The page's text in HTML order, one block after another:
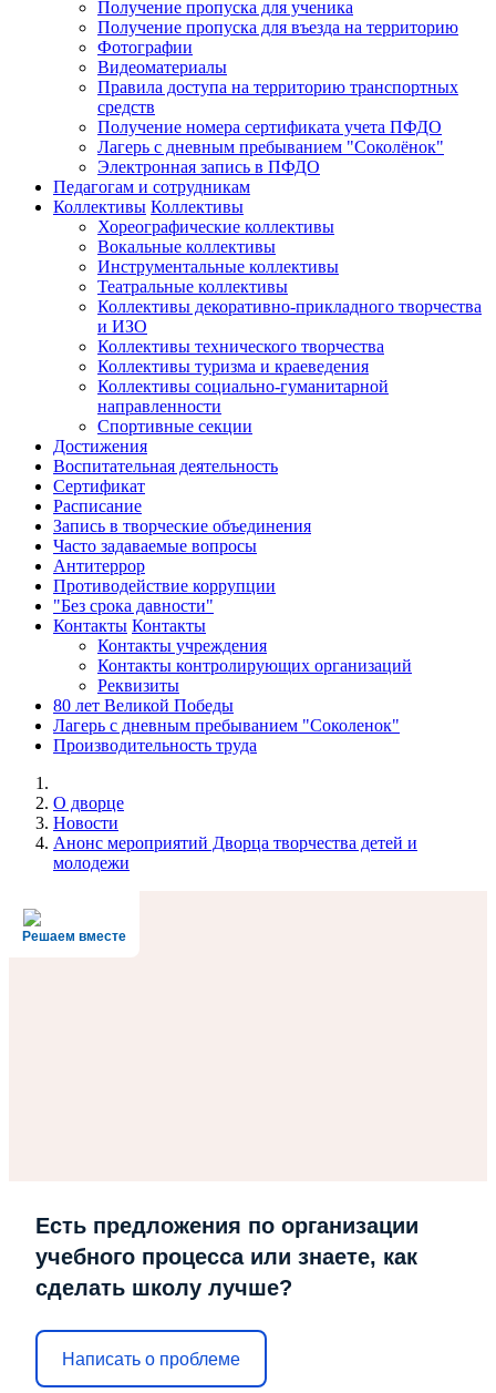
Получение пропуска для ученика
Получение пропуска для въезда на территорию
Фотографии
Видеоматериалы
Правила доступа на территорию транспортных
средств
Получение номера сертификата учета ПФДО
Лагерь с дневным пребыванием "Соколёнок"
Электронная запись в ПФДО
Педагогам и сотрудникам
Коллективы Коллективы
Хореографические коллективы
Вокальные коллективы
Инструментальные коллективы
Театральные коллективы
Коллективы декоративно-прикладного творчества
и ИЗО
Коллективы технического творчества
Коллективы туризма и краеведения
Коллективы социально-гуманитарной
направленности
Спортивные секции
Достижения
Воспитательная деятельность
Cертификат
Расписание
Запись в творческие объединения
Часто задаваемые вопросы
Антитеррор
Противодействие коррупции
"Без срока давности"
Контакты Контакты
Контакты учреждения
Контакты контролирующих организаций
Реквизиты
80 лет Великой Победы
Лагерь с дневным пребыванием "Соколенок"
Производительность труда
О дворце
Новости
Анонс мероприятий Дворца творчества детей и
молодежи
Решаем вместе
Есть предложения по организации
учебного процесса или знаете, как
сделать школу лучше?
Написать о проблеме